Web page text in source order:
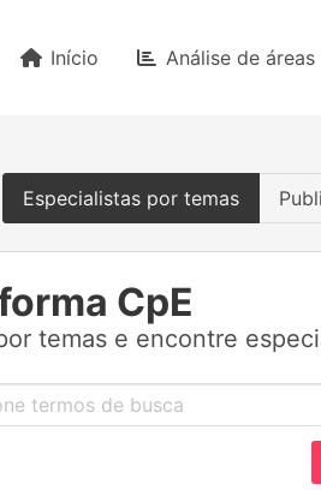
Início Análise de áreas
Especialistas por temas
CpE
temas e encontre